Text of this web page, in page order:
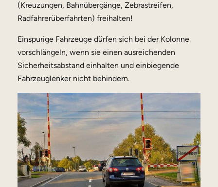
(Kreuzungen, Bahnübergänge, Zebrastreifen,
Radfahrerüberfahrten) freihalten!
Einspurige Fahrzeuge dürfen sich bei der Kolonne
vorschlängeln, wenn sie einen ausreichenden
Sicherheitsabstand einhalten und einbiegende
Fahrzeuglenker nicht behindern.